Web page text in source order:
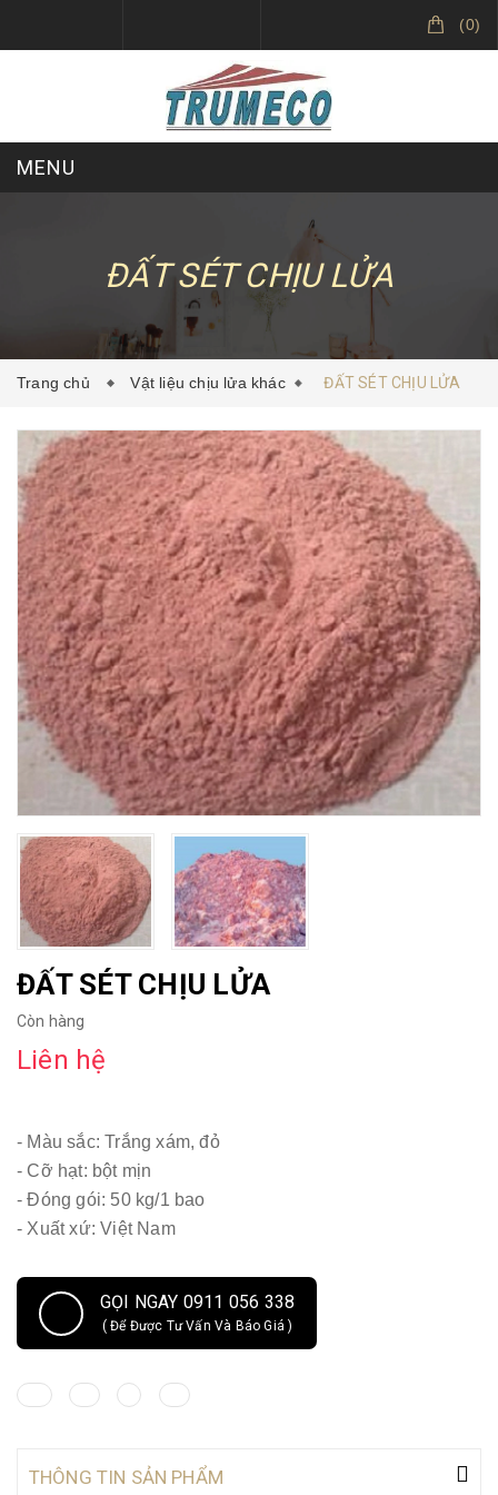
(0)
MENU
SẢN PHẨM
DỰ ÁN ĐÃ THỰC HIỆN
ĐẤT SÉT CHỊU LỬA
Trang chủ Vật liệu chịu lửa khác ĐẤT SÉT CHỊU LỬA
ĐẤT SÉT CHỊU LỬA
Còn hàng
Liên hệ
- Màu sắc: Trắng xám, đỏ
- Cỡ hạt: bột mịn
- Đóng gói: 50 kg/1 bao
- Xuất xứ: Việt Nam
GỌI NGAY 0911 056 338
( Để Được Tư Vấn Và Báo Giá )
THÔNG TIN SẢN PHẨM